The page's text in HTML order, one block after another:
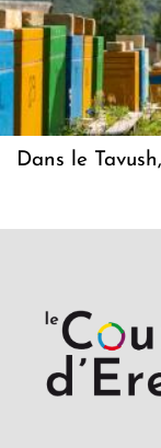
Dans le